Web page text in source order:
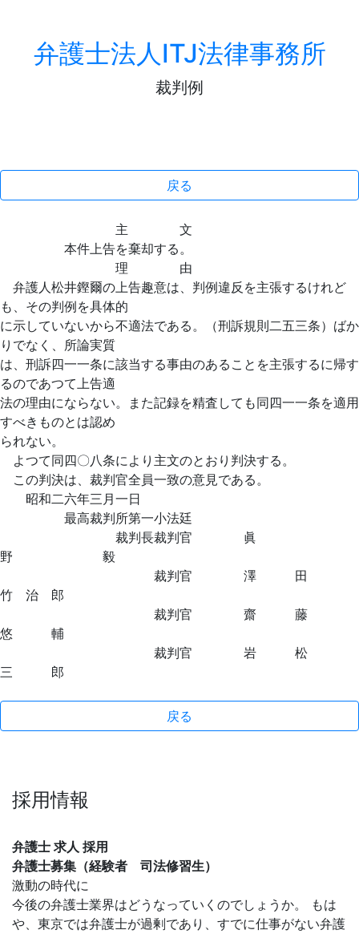
弁護士法人ITJ法律事務所
裁判例
戻る
主 文
本件上告を棄却する。
理 由
弁護人松井鏗爾の上告趣意は、判例違反を主張するけれど
も、その判例を具体的
に示していないから不適法である。（刑訴規則二五三条）ばか
りでなく、所論実質
は、刑訴四一一条に該当する事由のあることを主張するに帰す
るのであつて上告適
法の理由にならない。また記録を精査しても同四一一条を適用
すべきものとは認め
られない。
よつて同四〇八条により主文のとおり判決する。
この判決は、裁判官全員一致の意見である。
昭和二六年三月一日
最高裁判所第一小法廷
裁判長裁判官 眞
野 毅
裁判官 澤 田
竹 治 郎
裁判官 齋 藤
悠 輔
裁判官 岩 松
三 郎
戻る
採用情報
弁護士 求人 採用
弁護士募集（経験者 司法修習生）
激動の時代に
今後の弁護士業界はどうなっていくのでしょうか。 もは
や、東京では弁護士が過剰であり、すでに仕事がない弁護